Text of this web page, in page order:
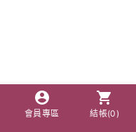
會員專區 結帳(0)